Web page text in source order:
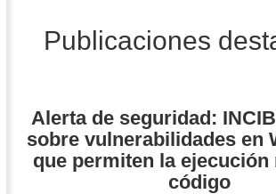
Publicaciones
Alerta de seguridad:
sobre vulnerabilidades en
que permiten la ejecución
código